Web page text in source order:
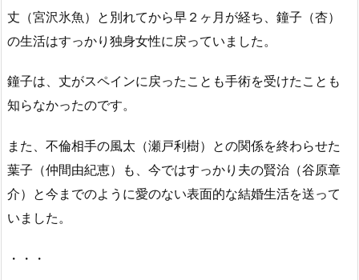
丈（宮沢氷魚）と別れてから早２ヶ月が経ち、鐘子（杏）
の生活はすっかり独身女性に戻っていました。
鐘子は、丈がスペインに戻ったことも手術を受けたことも
知らなかったのです。
また、不倫相手の風太（瀬戸利樹）との関係を終わらせた
葉子（仲間由紀恵）も、今ではすっかり夫の賢治（谷原章
介）と今までのように愛のない表面的な結婚生活を送って
いました。
・・・